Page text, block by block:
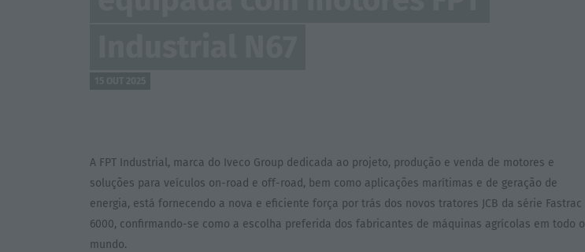
A FPT Industrial, marca do Iveco Group dedicada ao projeto, produção e venda de motores e
soluções para veículos on-road e off-road, bem como aplicações marítimas e de geração de
energia, está fornecendo a nova e eficiente força por trás dos novos tratores JCB da série Fastrac
6000, confirmando-se como a escolha preferida dos fabricantes de máquinas agrícolas em todo o
mundo.